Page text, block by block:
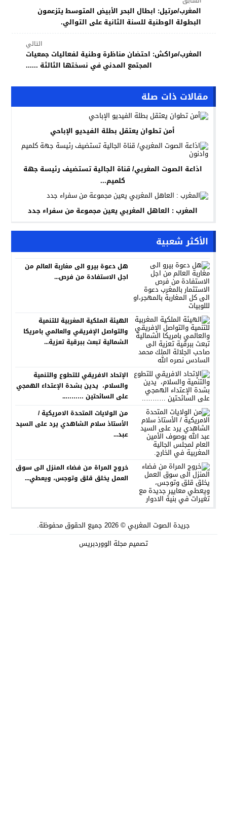
المغرب/مرتيل: ابطال البحر الأبيض المتوسط يتزعمون
البطولة الوطنية للسنة الثانية على التوالي.
التالي
المغرب/مراكش: احتضان مناظرة وطنية لفعاليات جمعيات
المجتمع المدني في نسختها الثالثة ......
مقالات ذات صلة
أمن تطوان يعتقل بطلة الفيديو الإباحي
اذاعة الصوت المغربي/ قناة الجالية تستضيف رئيسة جهة
كلميم...
المغرب : العاهل المغربي يعين مجموعة من سفراء جدد
الأكثر شعبية
هل دعوة بيرو الى مغاربة العالم من
اجل الاستفادة من فرص...
الهيئة الملكية المغربية للتنمية
والتواصل الإفريقي والعالمي بامريكا
الشمالية تبعث ببرقية تعزية...
الإتحاد الافريقي للتطوع والتنمية
والسلام، يدين بشدة الإعتداء الهمجي
على السائحتين ………..
من الولايات المتحدة الامريكية /
الأستاذ سلام الشاهدي يرد على السيد
عبد...
خروج المراة من فضاء المنزل الى سوق
العمل يخلق قلق وتوجس، ويعطي...
جريدة الصوت المغربي© 2026 جميع الحقوق محفوظة.
تصميممجلة الووردبريس